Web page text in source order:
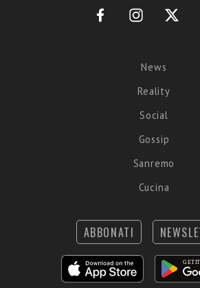
News
Reality
Social
Gossip
Sanremo
Cucina
ABBONATI